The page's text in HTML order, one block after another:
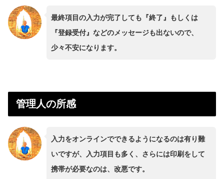
最終項目の入力が完了しても『終了』もしくは
『登録受付』などのメッセージも出ないので、
少々不安になります。
管理人の所感
入力をオンラインでできるようになるのは有り難
いですが、入力項目も多く、さらには印刷をして
携帯が必要なのは、改悪です。